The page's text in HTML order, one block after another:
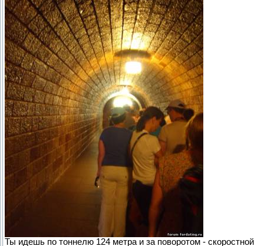
Ты идешь по тоннелю 124 метра и за поворотом - скоростной